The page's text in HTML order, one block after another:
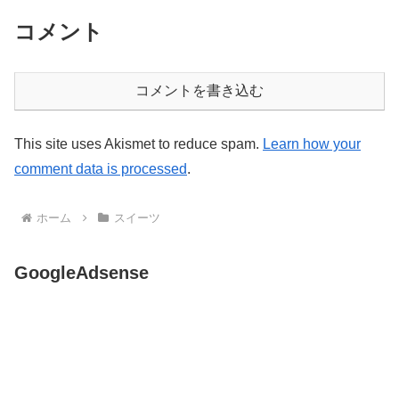
コメント
コメントを書き込む
This site uses Akismet to reduce spam. Learn how your
comment data is processed.
ホーム スイーツ
GoogleAdsense